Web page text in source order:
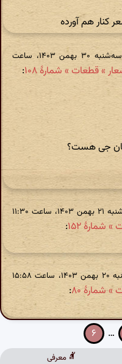
کنار هم آورده
در ‫۱ سال و ۵ ماه قبل، سه‌شنبه ۳۰ بهمن ۱۴۰۳، ساعت
» قطعات » شمارهٔ ۱۰۸
:
جی هست؟
شمارهٔ ۱۵۲
:
شمارهٔ ۸۰
:
… ۶
معرفی